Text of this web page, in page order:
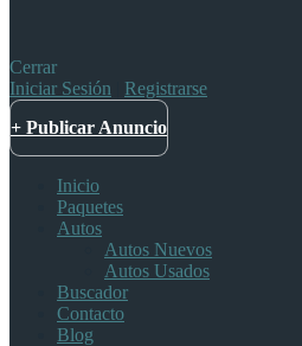
Cerrar
Iniciar Sesión
Registrarse
+ Publicar Anuncio
Inicio
Paquetes
Autos
Autos Nuevos
Autos Usados
Buscador
Contacto
Blog